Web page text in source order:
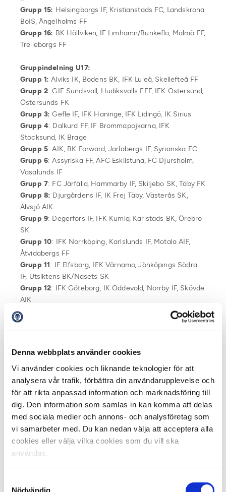
Denna webbplats använder cookies
Vi använder cookies och liknande teknologier för att
analysera vår trafik, förbättra din användarupplevelse och
för att rikta anpassad information och marknadsföring till
dig. Den information som samlas in kan komma att delas
med sociala medier och annons- och analysföretag som
vi samarbeter med. Du kan nedan välja att acceptera alla
cookies eller välja vilka cookies som du vill ska
användas.
Nödvändig
Grupp 15: Helsingborgs IF, Kristianstads FC, Landskrona
BoIS, Ängelholms FF
Grupp 16: BK Höllviken, IF Limhamn/Bunkeflo, Malmö FF,
Trelleborgs FF
Gruppindelning U17:
Grupp 1: Alviks IK, Bodens BK, IFK Luleå, Skellefteå FF
Grupp 2: GIF Sundsvall, Hudiksvalls FFF, IFK Östersund,
Östersunds FK
Grupp 3:Gefle IF, IFK Haninge, IFK Lidingö, IK Sirius
Grupp 4: Dalkurd FF, IF Brommapojkarna, IFK
Stocksund, IK Brage
Grupp 5: AIK, BK Forward, Jarlabergs IF, Syrianska FC
Grupp 6: Assyriska FF, AFC Eskilstuna, FC Djursholm,
Vasalunds IF
Grupp 7: FC Järfälla, Hammarby IF, Skiljebo SK, Täby FK
Grupp 8: Djurgårdens IF, IK Frej Täby, Västerås SK,
Älvsjö AIK
Grupp 9: Degerfors IF, IFK Kumla, Karlstads BK, Örebro
SK
Grupp 10: IFK Norrköping, Karlslunds IF, Motala AIF,
Åtvidabergs FF
Grupp 11: IF Elfsborg, IFK Värnamo, Jönköpings Södra
IF, Utsiktens BK/Näsets SK
Grupp 12: IFK Göteborg, IK Oddevold, Norrby IF, Skövde
AIK
Grupp 13
: BK Häcken, Falkenbergs FF, GAIS, Örgryte IS
Grupp 14
: Kalmar FF, Kristianstads FC, Mjällby AIF,
Varbergs BoIS
Grupp 16: IF Limhamn/Bunkeflo, Malmö FF, Trelleborgs
FF, Ängelholms FF
Gruppindelning U19:
Grupp 1:GIF Sundsvall, IFK Luleå, IFK Östersund,
Östersunds FK
Grupp 2:Gefle IF, Hudiksvalls FFF, IK Sirius, Sandvikens
IF
: AFC Eskilstuna, Sollentuna FK, Syrianska FC,